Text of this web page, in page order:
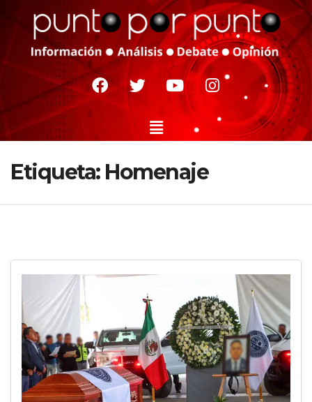
Etiqueta: Homenaje